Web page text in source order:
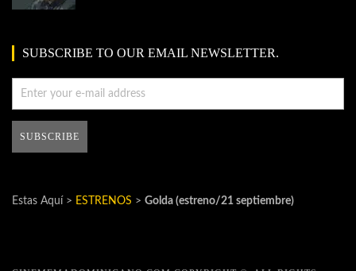
SUBSCRIBE TO OUR EMAIL NEWSLETTER.
Estas Aquí > ESTRENOS > Golda (estreno/21 septiembre)